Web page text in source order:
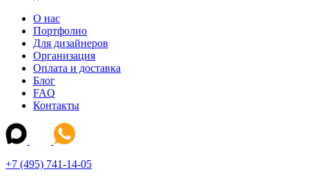
О нас
Портфолио
Для дизайнеров
Организация
Оплата и доставка
Блог
FAQ
Контакты
+7 (495) 741-14-05